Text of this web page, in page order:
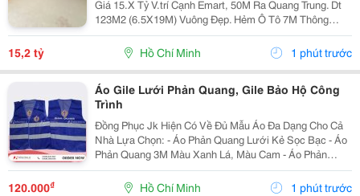
Giá 15.X Tỷ V.trí Cạnh Emart, 50M Ra Quang Trung. Dt
123M2 (6.5X19M) Vuông Đẹp. Hẻm Ô Tô 7M Thông
Thoáng. Kết Cấu 4T, Có 11Pn 11Tolet. Tiện Xây Mới. ▶️
Nhắn Tin Ngay Để Xem Nhà.
15,2 tỷ Hồ Chí Minh 1 phút trước
Áo Gile Lưới Phản Quang, Gile Bảo Hộ Công
Trình
Đồng Phục Jk Hiện Có Về Đủ Mẫu Áo Đa Dạng Cho Cả
Nhà Lựa Chọn: - Áo Phản Quang Lưới Kẻ Sọc Bạc - Áo
Phản Quang 3M Màu Xanh Lá, Màu Cam - Áo Phản
Quang Lưới May Thun Sườn - Áo Gile Túi Hộp 4 Túi , 6
Túi - Áo Ghile In Logo.... - Quần Áo Bảo...
120.000₫ Hồ Chí Minh 1 phút trước